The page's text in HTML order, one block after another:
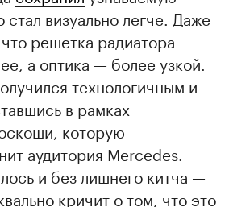
стал визуально легче. Даже
решетка радиатора
а оптика — более узкой.
технологичным и
в рамках
которую
аудитория Mercedes.
и без лишнего китча —
кричит о том, что это